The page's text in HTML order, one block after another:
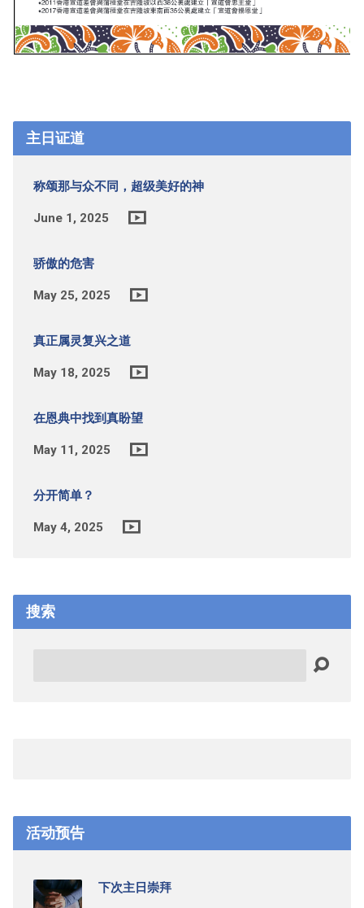
主日证道
称颂那与众不同，超级美好的神
June 1, 2025
骄傲的危害
May 25, 2025
真正属灵复兴之道
May 18, 2025
在恩典中找到真盼望
May 11, 2025
分开简单？
May 4, 2025
搜索
活动预告
下次主日崇拜